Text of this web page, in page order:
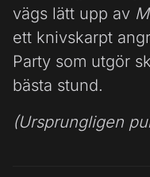
vägs lätt upp av
ett knivskarpt
Party som utgör
bästa stund.
(Ursprungligen